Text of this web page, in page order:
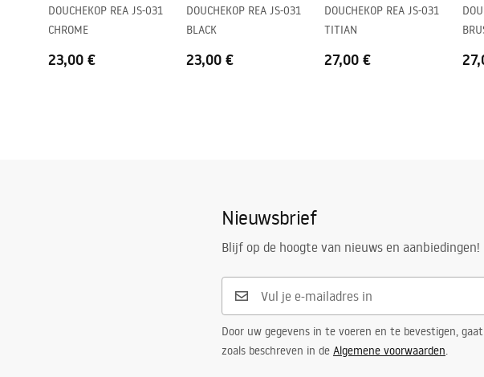
DOUCHEKOP REA JS-031
CHROME
23,00 €
DOUCHEKOP REA JS-031
BLACK
23,00 €
DOUCHEKOP REA JS-031
TITIAN
27,00 €
Nieuwsbrief
Blijf op de hoogte van nieuws en aanbiedingen!
Door uw gegevens in te voeren en te bevestigen,
zoals beschreven in de Algemene voorwaarden.